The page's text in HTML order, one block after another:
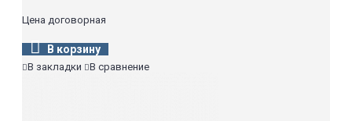
Цена договорная
В корзину
В закладки В сравнение